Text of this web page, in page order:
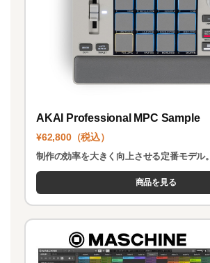
AKAI Professional MPC Sample
¥62,800（税込）
制作の効率を大きく向上させる定番モデル。
商品を見る